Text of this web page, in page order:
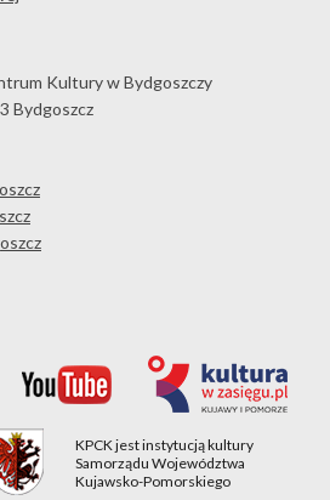
Kultury w Bydgoszczy
Bydgoszcz
KPCK jest instytucją kultury
Samorządu Województwa
Kujawsko-Pomorskiego